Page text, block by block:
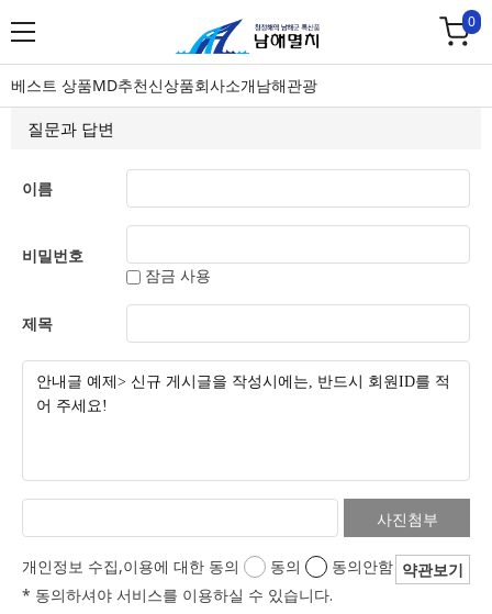
0
베스트 상품MD추천신상품회사소개남해관광
질문과 답변
이름
비밀번호
잠금 사용
제목
사진첨부
개인정보 수집,이용에 대한 동의 동의 동의안함 약관보기
* 동의하셔야 서비스를 이용하실 수 있습니다.